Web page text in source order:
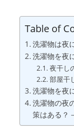
Table of
洗濯物は夜
洗濯物を夜
夜干し
部屋干
洗濯物を夜
洗濯物の夜
策はある？